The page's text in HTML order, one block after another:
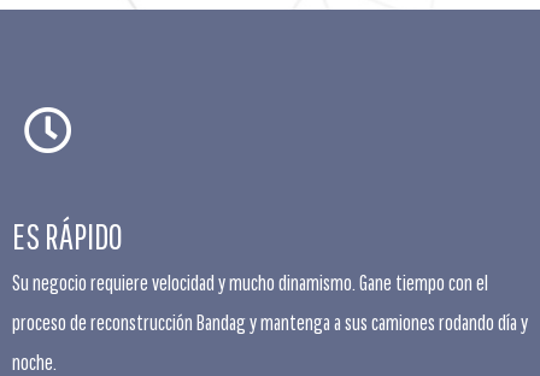
ES RÁPIDO
Su negocio requiere velocidad y mucho dinamismo. Gane tiempo con el
proceso de reconstrucción Bandag y mantenga a sus camiones rodando día y
noche.